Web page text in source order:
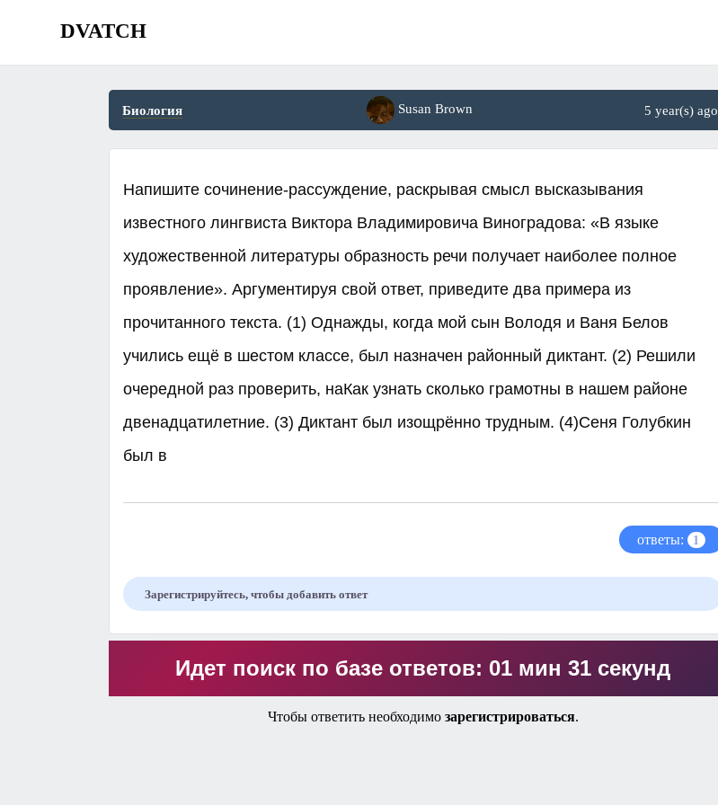
DVATCH
Биология Susan Brown 5 year(s) ago
Напишите сочинение-рассуждение, раскрывая смысл высказывания
известного лингвиста Виктора Владимировича Виноградова: «В языке
художественной литературы образность речи получает наиболее полное
проявление». Аргументируя свой ответ, приведите два примера из
прочитанного текста. (1) Однажды, когда мой сын Володя и Ваня Белов
учились ещё в шестом классе, был назначен районный диктант. (2) Решили
очередной раз проверить, наКак узнать сколько грамотны в нашем районе
двенадцатилетние. (3) Диктант был изощрённо трудным. (4)Сеня Голубкин
был в
ответы: 1
Зарегистрируйтесь, чтобы добавить ответ
Идет поиск по базе ответов: 01 мин 31 секунд
Чтобы ответить необходимо зарегистрироваться.